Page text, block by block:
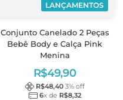
LANÇAMENTOS
Conjunto Canelado 2 Peças
Bebê Body e Calça Pink
Menina
R$49,90
R$48,40 3% off
6x de R$8,32